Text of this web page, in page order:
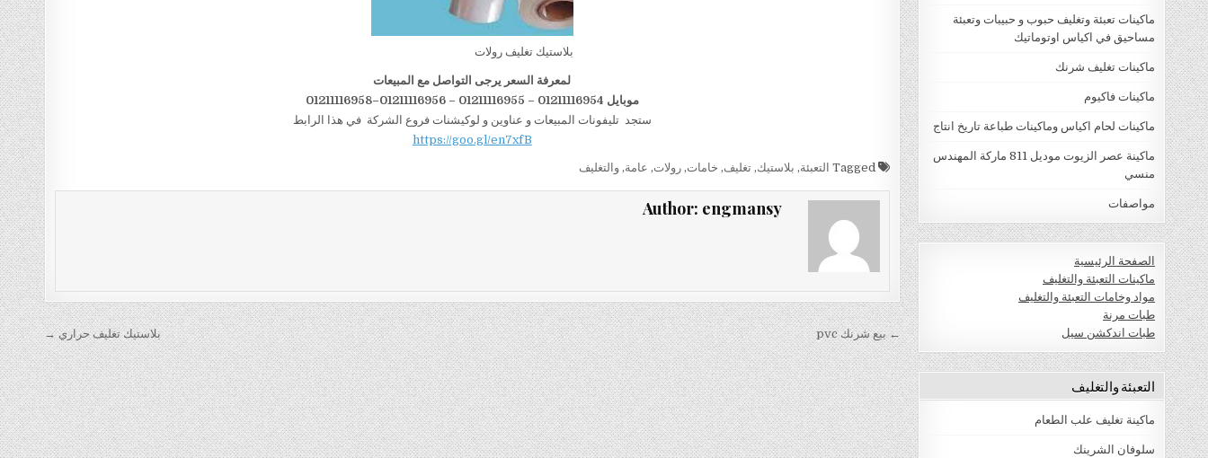
بلاستيك تغليف رولات
لمعرفة السعر يرجى التواصل مع المبيعات
موبايل 01211116954 – 01211116955 – 01211116956–01211116958
ستجد تليفونات المبيعات و عناوين و لوكيشنات فروع الشركة في هذا الرابط
https://goo.gl/en7xfB
Tagged التعبئة, بلاستيك,تغليف, خامات,رولات, عامة,والتغليف
Author: engmansy
تصفّح
المقالات
بلاستيك تغليف حراري → ← بيع شرنك pvc
ماكينات تعبئة وتغليف حبوب و حبيبات وتعبئة
مساحيق في اكياس اوتوماتيك
ماكينات تغليف شرنك
ماكينات فاكيوم
ماكينات لحام اكياس وماكينات طباعة تاريخ انتاج
ماكينة عصر الزيوت موديل 811 ماركة المهندس
منسي
مواصفات
الصفحة الرئيسية
ماكينات التعبئة والتغليف
مواد وخامات التعبئة والتغليف
طبات مرنة
طبات اندكشن سيل
التعبئة والتغليف
ماكينة تغليف علب الطعام
سلوفان الشرينك